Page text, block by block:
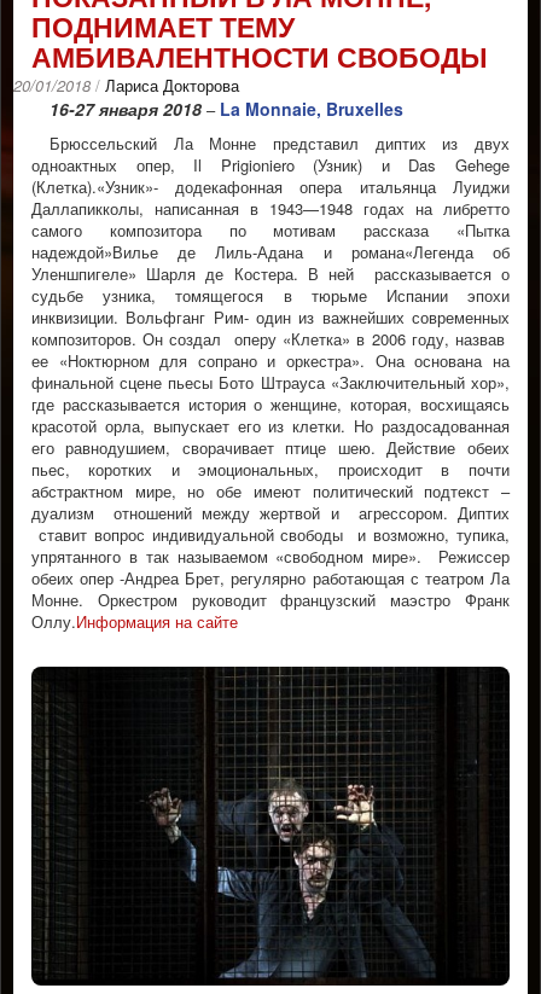
ПОДНИМАЕТ ТЕМУ
АМБИВАЛЕНТНОСТИ СВОБОДЫ
20/01/2018 / Лариса Докторова
16-27 января 2018 – La Monnaie, Bruxelles
Брюссельский Ла Монне представил диптих из двух
одноактных опер, Il Prigioniero (Узник) и Das Gehege
(Клетка).«Узник»- додекафонная опера итальянца Луиджи
Даллапикколы, написанная в 1943—1948 годах на либретто
самого композитора по мотивам рассказа «Пытка
надеждой»Вилье де Лиль-Адана и романа«Легенда об
Уленшпигеле» Шарля де Костера. В ней рассказывается о
судьбе узника, томящегося в тюрьме Испании эпохи
инквизиции. Вольфганг Рим- один из важнейших современных
композиторов. Он создал оперу «Клетка» в 2006 году, назвав
ее «Ноктюрном для сопрано и оркестра». Она основана на
финальной сцене пьесы Бото Штрауса «Заключительный хор»,
где рассказывается история о женщине, которая, восхищаясь
красотой орла, выпускает его из клетки. Но раздосадованная
его равнодушием, сворачивает птице шею. Действие обеих
пьес, коротких и эмоциональных, происходит в почти
абстрактном мире, но обе имеют политический подтекст –
дуализм отношений между жертвой и агрессором. Диптих
ставит вопрос индивидуальной свободы и возможно, тупика,
упрятанного в так называемом «свободном мире». Режиссер
обеих опер -Андреа Брет, регулярно работающая с театром Ла
Монне. Оркестром руководит французский маэстро Франк
Оллу.Информация на сайте